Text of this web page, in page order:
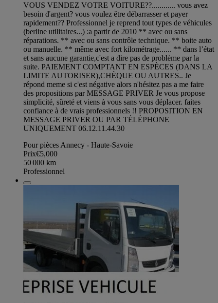
VOUS VENDEZ VOTRE VOITURE??............ vous avez
besoin d'argent? vous voulez être débarrasser et payer
rapidement?? Professionnel je reprend tout types de véhicules
(berline utilitaires...) :a partir de 2010 ** avec ou sans
réparations. ** avec ou sans contrôle technique. ** boite auto
ou manuelle. ** même avec fort kilométrage...... ** dans l’état
et sans aucune garantie,c'est a dire pas de problème par la
suite. PAIEMENT COMPTANT EN ESPÈCES (DANS LA
LIMITE AUTORISER),CHÈQUE OU AUTRES.. Je
répond meme si c'est négative alors n'hésitez pas a me faire
des propositions par MESSAGE PRIVER Je vous propose
simplicité, sûreté et viens à vous sans vous déplacer. faites
confiance à de vrais professionnels !! PROPOSITION EN
MESSAGE PRIVER OU PAR TÉLÉPHONE
UNIQUEMENT 06.12.11.44.30
Pour pièces Annecy - Haute-Savoie
Prix€5,000
50 000 km
Professionnel